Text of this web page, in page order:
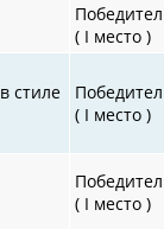
( I место )
стиле
( I место )
( I место )